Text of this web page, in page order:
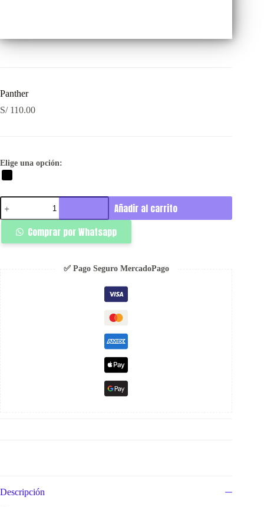
Panther
S/110.00
Elige una opción:
Panther
cantidad
Añadir al carrito
Comprar por Whatsapp
✅ Pago Seguro MercadoPago
Descripción